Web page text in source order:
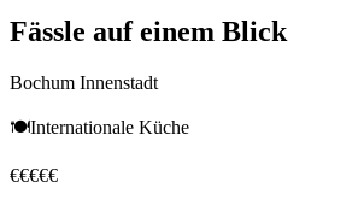
Fässle auf einem Blick
Bochum Innenstadt
🍽️Internationale Küche
€€€€€